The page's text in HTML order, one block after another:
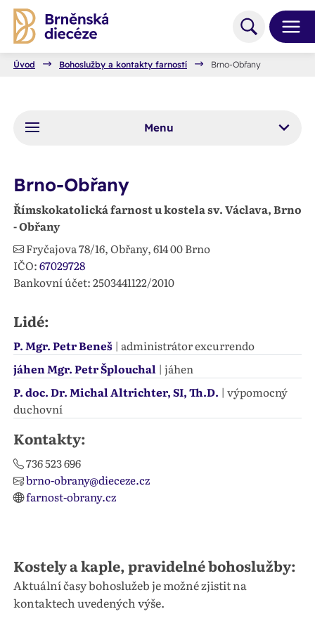
Úvod Bohoslužby a kontakty farností Brno-Obřany
Menu
Brno-Obřany
Římskokatolická farnost u kostela sv. Václava, Brno
- Obřany
Fryčajova 78/16, Obřany,614 00Brno
IČO:67029728
Bankovní účet: 2503441122/2010
Lidé:
P. Mgr. Petr Beneš | administrátor excurrendo
jáhen Mgr. Petr Šplouchal | jáhen
P. doc. Dr. Michal Altrichter, SI, Th.D. | výpomocný
duchovní
Kontakty:
736 523 696
brno-obrany@dieceze.cz
farnost-obrany.cz
Kostely a kaple, pravidelné bohoslužby:
Aktuální časy bohoslužeb je možné zjistit na
kontaktech uvedených výše.